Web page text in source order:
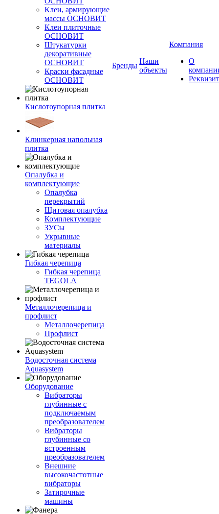
Клеи, армирующие
массы ОСНОВИТ
Клеи плиточные
ОСНОВИТ
Штукатурки
декоративные
ОСНОВИТ
Краски фасадные
ОСНОВИТ
Кислотоупорная плитка
Клинкерная напольная
плитка
Опалубка и
комплектующие
Опалубка
перекрытий
Щитовая опалубка
Комплектующие
ЗУСы
Укрывные
материалы
Гибкая черепица
Гибкая черепица
TEGOLA
Металлочерепица и
профлист
Металлочерепица
Профлист
Водосточная система
Aquasystem
Оборудование
Вибраторы
глубинные с
подключаемым
преобразователем
Вибраторы
глубинные со
встроенным
преобразователем
Внешние
высокочастотные
вибраторы
Затирочные
машины
Бренды
Наши
объекты
Компания
О